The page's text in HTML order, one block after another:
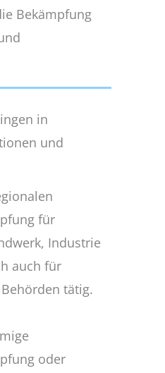
Bekämpfung
in
und
für
Industrie
auch für
tätig.
oder